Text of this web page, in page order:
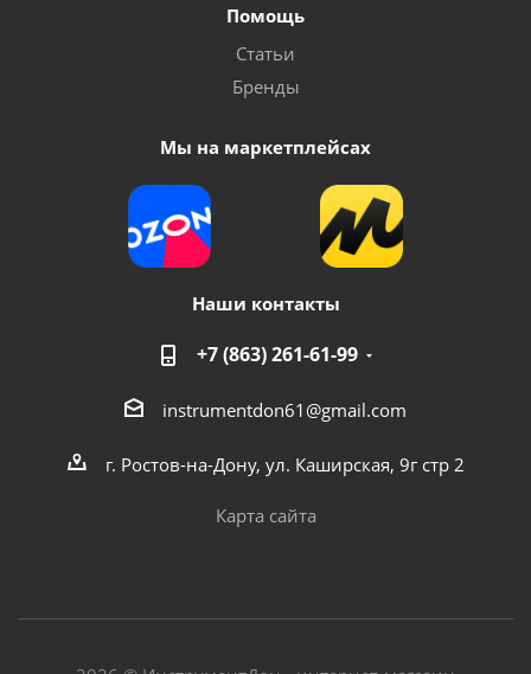
Помощь
Статьи
Бренды
Мы на маркетплейсах
Наши контакты
+7 (863) 261-61-99
instrumentdon61@gmail.com
г. Ростов-на-Дону, ул. Каширская, 9г стр 2
Карта сайта